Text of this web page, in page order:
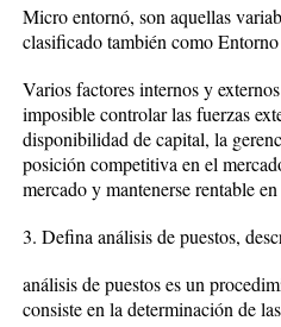
Micro entornó, son aquellas
clasificado también como
Varios factores internos y
imposible controlar las fuerzas
disponibilidad de capital, la
posición competitiva en el
mercado y mantenerse rentable
3. Defina análisis de puestos,
análisis de puestos es un
consiste en la determinación de